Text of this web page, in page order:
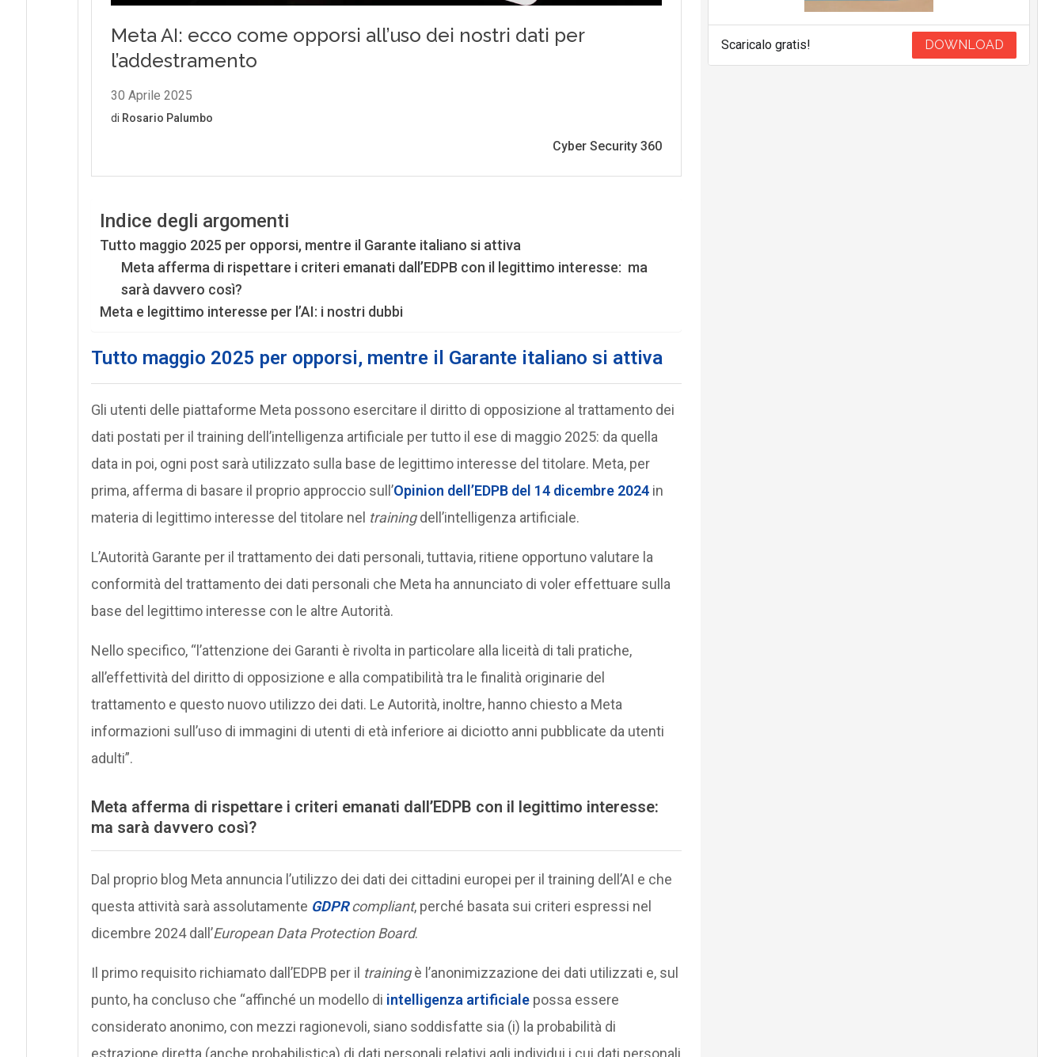
Indice degli argomenti
Tutto maggio 2025 per opporsi, mentre il Garante italiano si attiva
Meta afferma di rispettare i criteri emanati dall’EDPB con il legittimo interesse: ma
sarà davvero così?
Meta e legittimo interesse per l’AI: i nostri dubbi
Tutto maggio 2025 per opporsi, mentre il Garante italiano si attiva
Gli utenti delle piattaforme Meta possono esercitare il diritto di opposizione al trattamento dei
dati postati per il training dell’intelligenza artificiale per tutto il ese di maggio 2025: da quella
data in poi, ogni post sarà utilizzato sulla base de legittimo interesse del titolare. Meta, per
prima, afferma di basare il proprio approccio sull’Opinion dell’EDPB del 14 dicembre 2024in
materia di legittimo interesse del titolare nel trainingdell’intelligenza artificiale.
L’Autorità Garante per il trattamento dei dati personali, tuttavia, ritiene opportuno valutare la
conformità del trattamento dei dati personali che Meta ha annunciato di voler effettuare sulla
base del legittimo interesse con le altre Autorità.
Nello specifico, “l’attenzione dei Garanti è rivolta in particolare alla liceità di tali pratiche,
all’effettività del diritto di opposizione e alla compatibilità tra le finalità originarie del
trattamento e questo nuovo utilizzo dei dati. Le Autorità, inoltre, hanno chiesto a Meta
informazioni sull’uso di immagini di utenti di età inferiore ai diciotto anni pubblicate da utenti
adulti”.
Meta afferma di rispettare i criteri emanati dall’EDPB con il legittimo interesse:
ma sarà davvero così?
Dal proprio blog Meta annuncia l’utilizzo dei dati dei cittadini europei per il training dell’AI e che
questa attività sarà assolutamente GDPRcompliant, perché basata sui criteri espressi nel
dicembre 2024 dall’European Data Protection Board.
Il primo requisito richiamato dall’EDPB per il trainingè l’anonimizzazione dei dati utilizzati e, sul
punto, ha concluso che “affinché un modello di intelligenza artificialepossa essere
considerato anonimo, con mezzi ragionevoli, siano soddisfatte sia (i) la probabilità di
estrazione diretta (anche probabilistica) di dati personali relativi agli individui i cui dati personali
Scaricalo gratis! DOWNLOAD